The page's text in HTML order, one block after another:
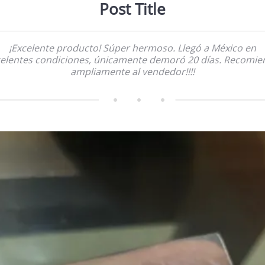
Post Title
¡Excelente producto! Súper hermoso. Llegó a México en
condiciones, únicamente demoró 20 días.
ampliamente al vendedor!!!!